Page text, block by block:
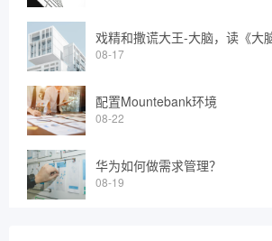
戏精和撒谎大王-大脑，读《大
08-17
配置Mountebank环境
08-22
华为如何做需求管理？
08-19